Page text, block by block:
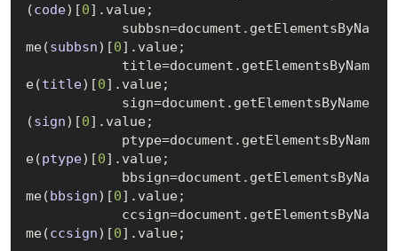
(code) [0] .value;
            subbsn=document.get
ElementsByNa
me(subbsn) [0] .value;
            title=document.get
ElementsByNam
e(title) [0] .value;
            sign=document.get
ElementsByName
(sign) [0] .value;
            ptype=document.get
ElementsByNam
e(ptype) [0] .value;
            bbsign=document.get
ElementsByNa
me(bbsign) [0] .value;
            ccsign=document.get
ElementsByNa
me(ccsign) [0]